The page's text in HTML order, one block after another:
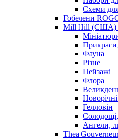
Схеми
Гобелени
Mill Hill (США)
Прикраси,
Фауна
Різне
Пейзажі
Флора
Гелловін
Ангели,
Thea